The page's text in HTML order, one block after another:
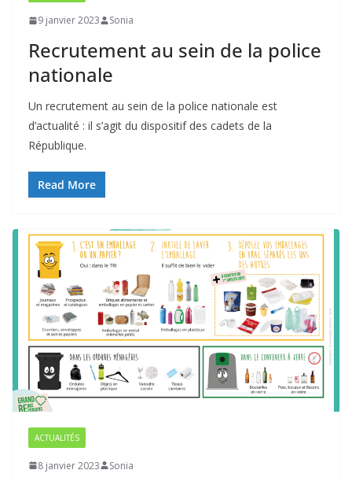
9 janvier 2023 Sonia
Recrutement au sein de la police
nationale
Un recrutement au sein de la police nationale est
d’actualité : il s’agit du dispositif des cadets de la
République.
Read More
ACTUALITÉS
8 janvier 2023 Sonia